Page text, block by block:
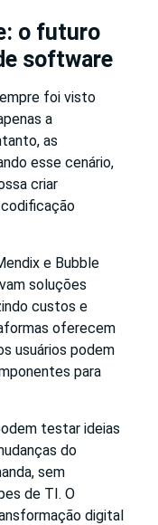
o futuro
software
foi visto
a
as
esse cenário,
criar
e Bubble
soluções
custos e
oferecem
usuários podem
para
testar ideias
do
sem
de TI. O
digital